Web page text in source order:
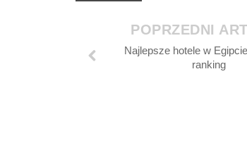
POPRZEDNI
Najlepsze hotele w
ranking